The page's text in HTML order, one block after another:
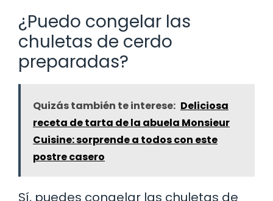
¿Puedo congelar las
chuletas de cerdo
preparadas?
Quizás también te interese: Deliciosa
receta de tarta de la abuela Monsieur
Cuisine: sorprende a todos con este
postre casero
Sí, puedes congelar las chuletas de